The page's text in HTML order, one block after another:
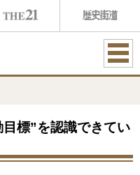
ME
標”を認識できてい